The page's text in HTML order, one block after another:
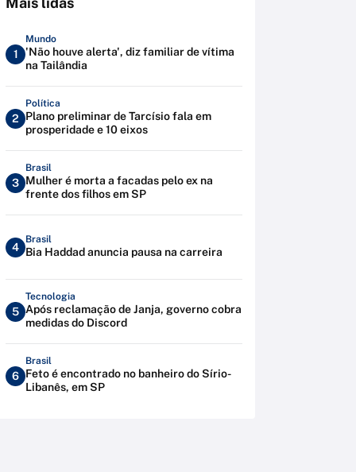
1
Mundo
'Não houve alerta', diz familiar de vítima
na Tailândia
2
Política
Plano preliminar de Tarcísio fala em
prosperidade e 10 eixos
3
Brasil
Mulher é morta a facadas pelo ex na
frente dos filhos em SP
4
Brasil
Bia Haddad anuncia pausa na carreira
5
Tecnologia
Após reclamação de Janja, governo cobra
medidas do Discord
6
Brasil
Feto é encontrado no banheiro do Sírio-
Libanês, em SP